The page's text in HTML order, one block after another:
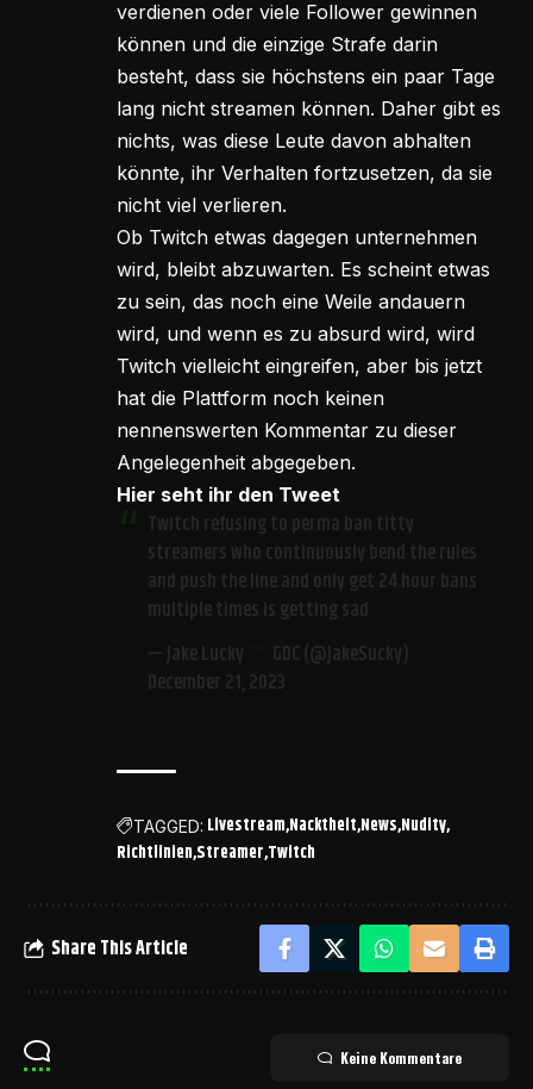
verdienen oder viele Follower gewinnen
können und die einzige Strafe darin
besteht, dass sie höchstens ein paar Tage
lang nicht streamen können. Daher gibt es
nichts, was diese Leute davon abhalten
könnte, ihr Verhalten fortzusetzen, da sie
nicht viel verlieren.
Ob Twitch etwas dagegen unternehmen
wird, bleibt abzuwarten. Es scheint etwas
zu sein, das noch eine Weile andauern
wird, und wenn es zu absurd wird, wird
Twitch vielleicht eingreifen, aber bis jetzt
hat die Plattform noch keinen
nennenswerten Kommentar zu dieser
Angelegenheit abgegeben.
Hier seht ihr den Tweet
TAGGED: Livestream Nacktheit News Nudity
Richtlinien Streamer Twitch
Share This Article
Keine Kommentare